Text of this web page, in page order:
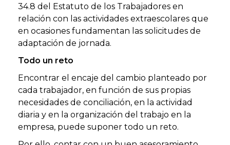
34.8 del Estatuto de los Trabajadores en
relación con las actividades extraescolares que
en ocasiones fundamentan las solicitudes de
adaptación de jornada.
Todo un reto
Encontrar el encaje del cambio planteado por
cada trabajador, en función de sus propias
necesidades de conciliación, en la actividad
diaria y en la organización del trabajo en la
empresa, puede suponer todo un reto.